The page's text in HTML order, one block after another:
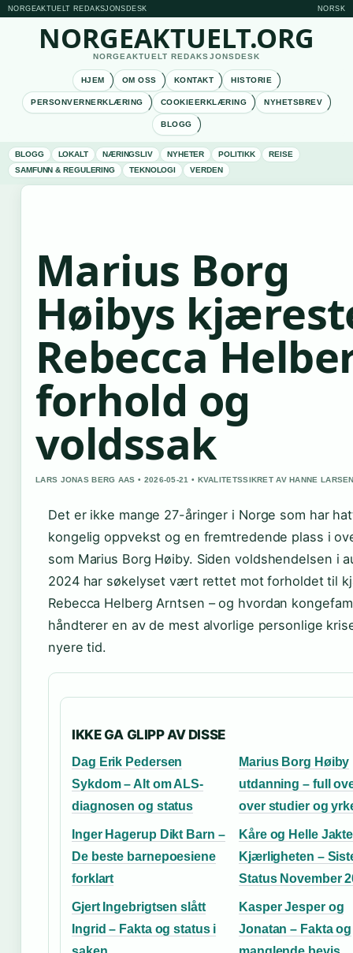
NORGEAKTUELT REDAKSJONSDESK NORSK
NORGEAKTUELT.ORG
NORGEAKTUELT REDAKSJONSDESK
HJEM OM OSS KONTAKT HISTORIE
PERSONVERNERKLÆRING COOKIEERKLÆRING NYHETSBREV
BLOGG
BLOGG LOKALT NÆRINGSLIV NYHETER POLITIKK
REISE
SAMFUNN & REGULERING
TEKNOLOGI VERDEN
Marius Borg
Høibys
Rebecca
forhold og
voldssak
LARS JONAS BERG AAS • 2026-05-21 • KVALITETSSIKRET AV HANNE
Det er ikke mange 27-åringer i Norge som har
kongelig oppvekst og en fremtredende plass i
som Marius Borg Høiby. Siden voldshendelsen i
2024 har søkelyset vært rettet mot forholdet til
Rebecca Helberg Arntsen – og hvordan
håndterer en av de mest alvorlige personlige
nyere tid.
IKKE GA GLIPP AV DISSE
Dag Erik Pedersen
Sykdom – Alt om ALS-
diagnosen og status
Marius Borg Høiby
utdanning – full
over studier og
Inger Hagerup Dikt Barn –
De beste barnepoesiene
forklart
Kåre og Helle
Kjærligheten –
Status November
Gjert Ingebrigtsen slått
Ingrid – Fakta og status i
Kasper Jesper og
Jonatan – Fakta og